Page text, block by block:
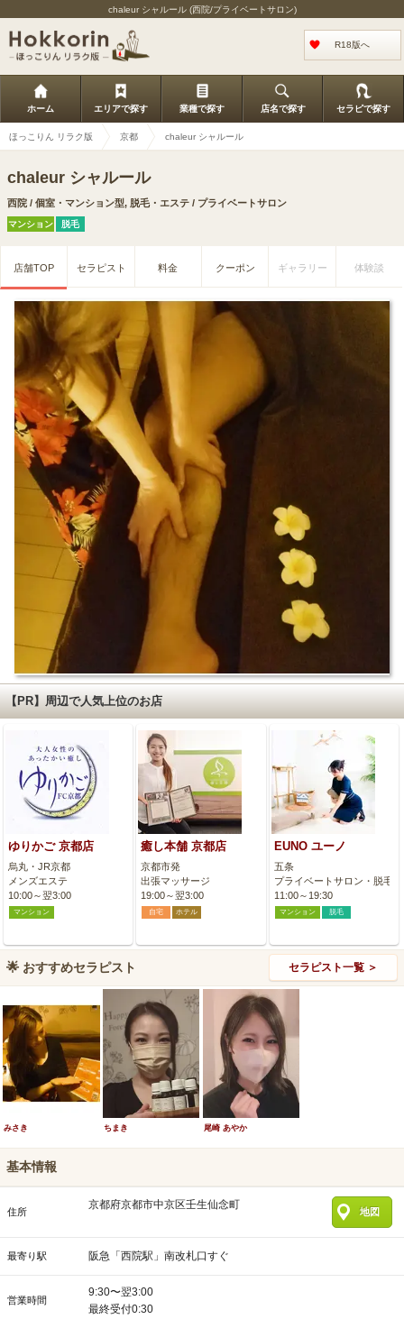
chaleur シャルール (西院/プライベートサロン)
R18版へ
ホーム エリアで探す 業種で探す 店名で探す セラピで探す
ほっこりん リラク版 京都 chaleur シャルール
chaleur シャルール
西院 / 個室・マンション型, 脱毛・エステ / プライベートサロン
マンション 脱毛
店舗TOP セラピスト 料金 クーポン ギャラリー 体験談
【PR】周辺で人気上位のお店
ゆりかご 京都店
烏丸・JR京都
メンズエステ
10:00～翌3:00
マンション
癒し本舗 京都店
京都市発
出張マッサージ
19:00～翌3:00
ホテル
自宅
EUNO ユーノ
五条
プライベートサロン・脱毛
11:00～19:30
脱毛
マンション
🌟 おすすめセラピスト セラピスト一覧 ＞
みさき ちまき 尾崎 あやか
基本情報
住所
京都府京都市中京区壬生仙念町
地図
最寄り駅 阪急「西院駅」南改札口すぐ
営業時間
9:30〜翌3:00
最終受付0:30